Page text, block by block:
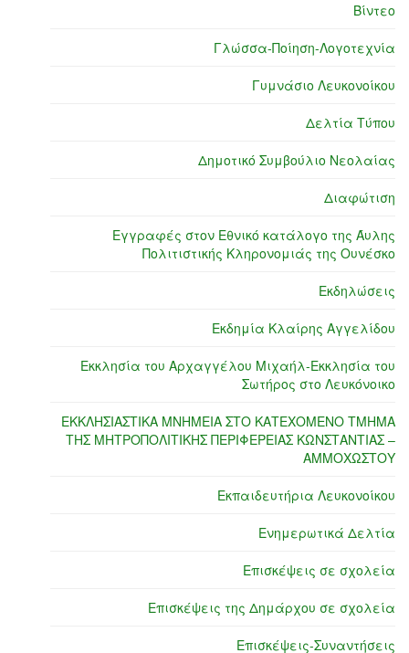
Βίντεο
Γλώσσα-Ποίηση-Λογοτεχνία
Γυμνάσιο Λευκονοίκου
Δελτία Τύπου
Δημοτικό Συμβούλιο Νεολαίας
Διαφώτιση
Εγγραφές στον Εθνικό κατάλογο της Άυλης
Πολιτιστικής Κληρονομιάς της Ουνέσκο
Εκδηλώσεις
Εκδημία Κλαίρης Αγγελίδου
Εκκλησία του Αρχαγγέλου Μιχαήλ-Εκκλησία του
Σωτήρος στο Λευκόνοικο
ΕΚΚΛΗΣΙΑΣΤΙΚΑ ΜΝΗΜΕΙΑ ΣΤΟ ΚΑΤΕΧΟΜΕΝΟ ΤΜΗΜΑ
ΤΗΣ ΜΗΤΡΟΠΟΛΙΤΙΚΗΣ ΠΕΡΙΦΕΡΕΙΑΣ ΚΩΝΣΤΑΝΤΙΑΣ –
ΑΜΜΟΧΩΣΤΟΥ
Εκπαιδευτήρια Λευκονοίκου
Ενημερωτικά Δελτία
Επισκέψεις σε σχολεία
Επισκέψεις της Δημάρχου σε σχολεία
Επισκέψεις-Συναντήσεις